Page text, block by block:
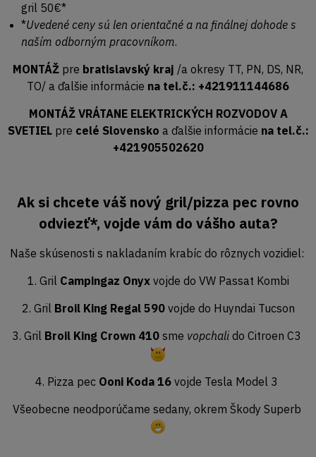
gril 50€*
*Uvedené ceny sú len orientačné a na finálnej dohode s
naším odborným pracovníkom.
MONTÁŽ pre bratislavský kraj /a okresy TT, PN, DS, NR,
TO/ a ďalšie informácie na tel.č.: +421911144686
MONTÁŽ VRÁTANE ELEKTRICKÝCH ROZVODOV A
SVETIEL pre celé Slovensko a ďalšie informácie na tel.č.:
+421905502620
Ak si chcete váš nový gril/pizza pec rovno
odviezť*, vojde vám do vášho auta?
Naše skúsenosti s nakladaním krabíc do rôznych vozidiel:
1. Gril Campingaz Onyx vojde do VW Passat Kombi
2. Gril Broil King Regal 590vojde do Huyndai Tucson
3. Gril Broil King Crown 410 sme vopchali do Citroen C3
4. Pizza pec Ooni Koda 16 vojde Tesla Model 3
Všeobecne neodporúčame sedany, okrem Škody Superb